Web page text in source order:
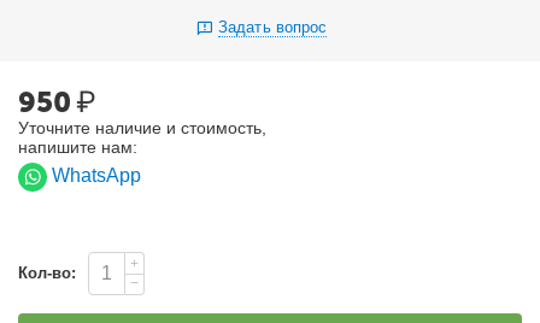
Задать вопрос
950₽
Уточните наличие и стоимость,
напишите нам:
WhatsApp
Кол-во:
+
−